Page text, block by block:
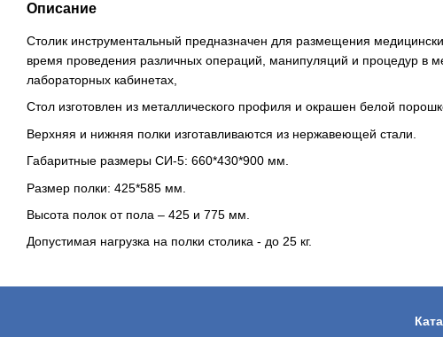
Описание
Столик инструментальный предназначен для размещения
время проведения различных операций, манипуляций и процедур в
лабораторных кабинетах,
Стол изготовлен из металлического профиля и окрашен белой
Верхняя и нижняя полки изготавливаются из нержавеющей стали.
Габаритные размеры СИ-5: 660*430*900 мм.
Размер полки: 425*585 мм.
Высота полок от пола – 425 и 775 мм.
Допустимая нагрузка на полки столика - до 25 кг.